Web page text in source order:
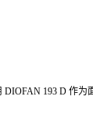
193 D 作